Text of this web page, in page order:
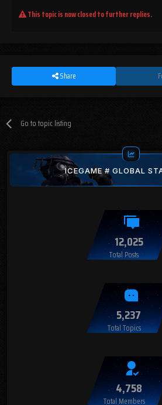
This topic is now closed to further replies.
Share
Go to topic listing
ICEGAME # GLOBAL
12,025
Total Posts
5,237
Total Topics
4,758
Total Members